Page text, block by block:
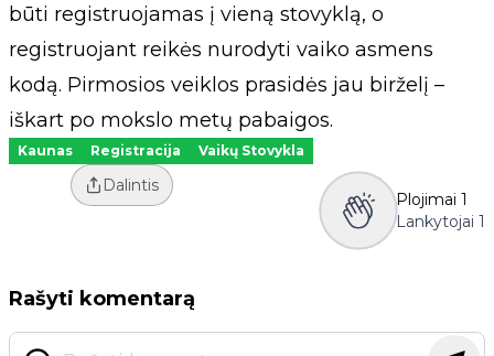
būti registruojamas į vieną stovyklą, o
registruojant reikės nurodyti vaiko asmens
kodą. Pirmosios veiklos prasidės jau birželį –
iškart po mokslo metų pabaigos.
Kaunas Registracija Vaikų Stovykla
Dalintis
Plojimai 1
Lankytojai 1
Rašyti komentarą